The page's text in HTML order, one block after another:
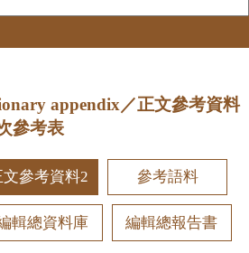
appendix／正文參考資料
參考表
文參考資料2 參考語料
輯總資料庫 編輯總報告書